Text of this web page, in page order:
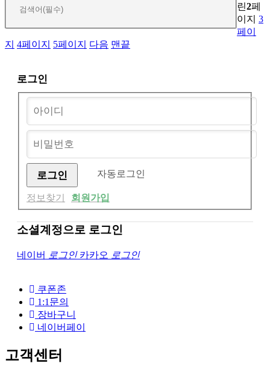
린2페
이지 3
페이
지 4페이지 5페이지 다음 맨끝
로그인
자동로그인
정보찾기 회원가입
소셜계정으로 로그인
네이버 로그인 카카오 로그인
쿠폰존
1:1문의
장바구니
네이버페이
고객센터